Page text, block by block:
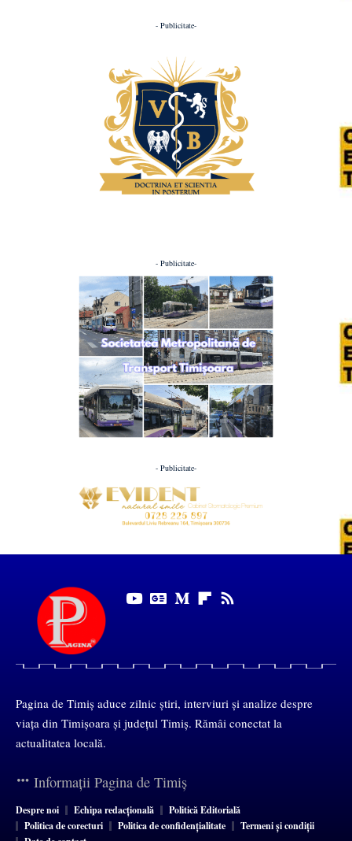
- Publicitate-
- Publicitate-
- Publicitate-
Pagina de Timiș aduce zilnic știri, interviuri și analize despre
viața din Timișoara și județul Timiș. Rămâi conectat la
actualitatea locală.
Informații Pagina de Timiș
Despre noi Echipa redacțională
Politică Editorială
Politica de corecturi
Politica de confidențialitate
Termeni și condiții